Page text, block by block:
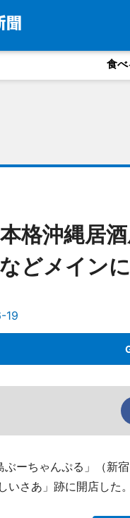
食べ
格沖縄居
どメインに
19
ぶーちゃんぷる」（新
いさあ」跡に開店した